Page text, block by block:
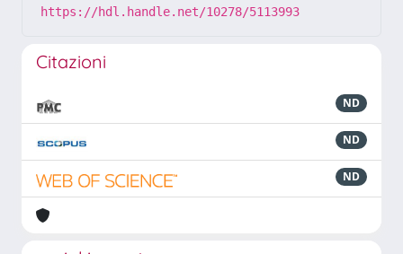
https://hdl.handle.net/10278/5113993
Citazioni
ND
ND
ND